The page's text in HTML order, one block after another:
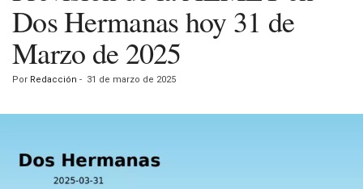
Dos Hermanas hoy 31 de
Marzo de 2025
Por Redacción - 31 de marzo de 2025